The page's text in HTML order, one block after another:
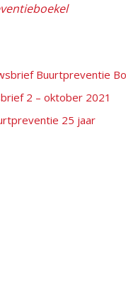
Buurtpreventie
2 – oktober 2021
25 jaar